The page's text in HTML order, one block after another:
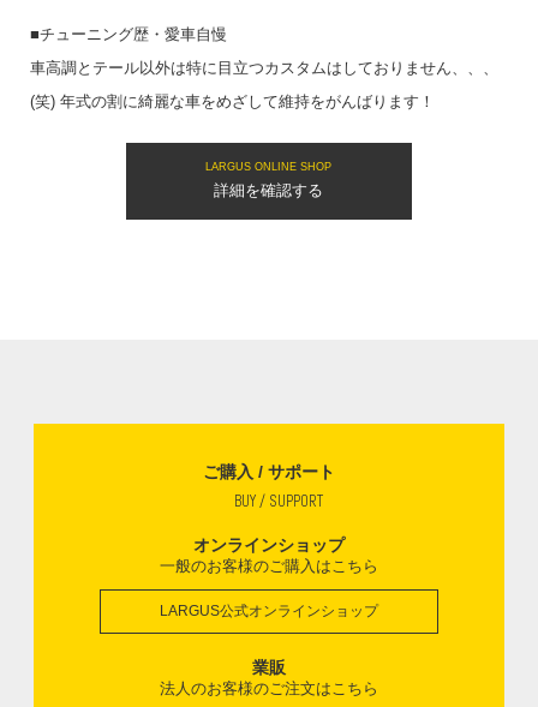
■チューニング歴・愛車自慢
車高調とテール以外は特に目立つカスタムはしておりません、、、
(笑) 年式の割に綺麗な車をめざして維持をがんばります！
LARGUS ONLINE SHOP
詳細を確認する
ご購入 / サポート
BUY / SUPPORT
オンラインショップ
一般のお客様のご購入はこちら
LARGUS公式オンラインショップ
業販
法人のお客様のご注文はこちら